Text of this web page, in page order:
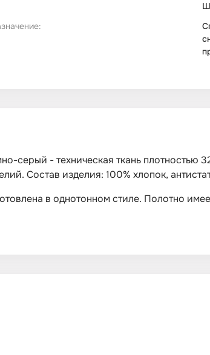
серый - техническая ткань плотностью
Состав изделия: 100% хлопок,
в однотонном стиле. Полотно